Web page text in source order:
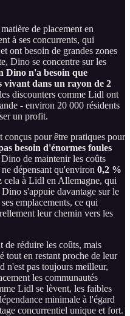
de placement en
à ses concurrents, qui
ont besoin de grandes zones
Dino se concentre sur les
Dino n'a besoin que
vivant dans un rayon de 2
discounters comme Lidl ont
- environ 20 000 résidents
un profit.
conçus pour être pratiques pour
besoin d'énormes foules
de maintenir les coûts
dépensant qu'environ 0,2 %
cela à Lidl en Allemagne, qui
s'appuie davantage sur le
emplacements, ce qui
leur chemin vers les
de réduire les coûts, mais
tout en restant proche de leur
n'est pas toujours meilleur,
les communautés
Lidl se lèvent, les faibles
minimale à l'égard
concurrentiel unique et fort.